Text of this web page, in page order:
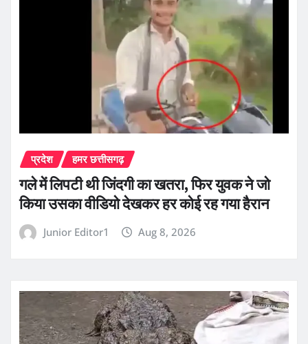
प्रदेश हमर छत्तीसगढ़
गले में लिपटी थी जिंदगी का खतरा, फिर युवक ने जो
किया उसका वीडियो देखकर हर कोई रह गया हैरान
Junior Editor1 Aug 8, 2026